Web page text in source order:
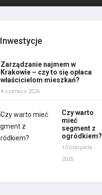
Inwestycje
Zarządzanie najmem w
Krakowie – czy to się opłaca
właścicielom mieszkań?
4 czerwca 2026
Czy warto
mieć
segment z
ogródkiem?
13 listopada
2025